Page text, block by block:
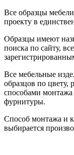
Все образцы
проекту в
Образцы имеют
поиска по сайту,
Все мебельные
образцов по цвету,
способами
фурнитуры.
Способ монтажа и
выбирается